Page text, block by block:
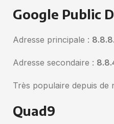
Google Public
Adresse principale :
Adresse secondaire :
Très populaire depuis de
Quad9